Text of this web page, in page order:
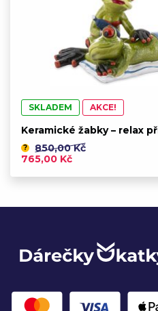
SKLADEM AKCE!
Keramické žabky – relax
?
850,00 Kč
765,00 Kč